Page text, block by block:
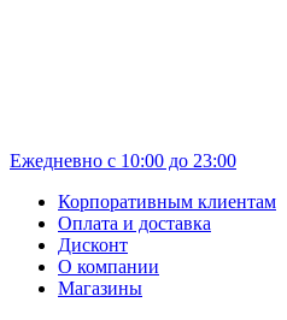
Ежедневно с 10:00 до 23:00
Корпоративным клиентам
Оплата и доставка
Дисконт
О компании
Магазины